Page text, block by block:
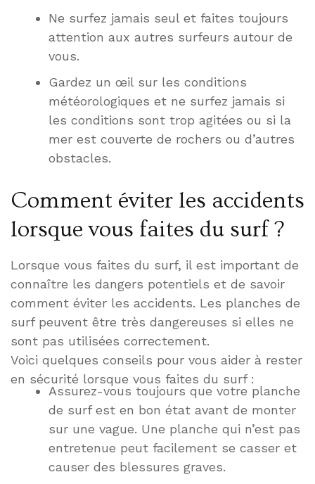
Ne surfez jamais seul et faites toujours
attention aux autres surfeurs autour de
vous.
Gardez un œil sur les conditions
météorologiques et ne surfez jamais si
les conditions sont trop agitées ou si la
mer est couverte de rochers ou d’autres
obstacles.
Comment éviter les accidents
lorsque vous faites du surf ?
Lorsque vous faites du surf, il est important de
connaître les dangers potentiels et de savoir
comment éviter les accidents. Les planches de
surf peuvent être très dangereuses si elles ne
sont pas utilisées correctement.
Voici quelques conseils pour vous aider à rester
en sécurité lorsque vous faites du surf :
Assurez-vous toujours que votre planche
de surf est en bon état avant de monter
sur une vague. Une planche qui n’est pas
entretenue peut facilement se casser et
causer des blessures graves.